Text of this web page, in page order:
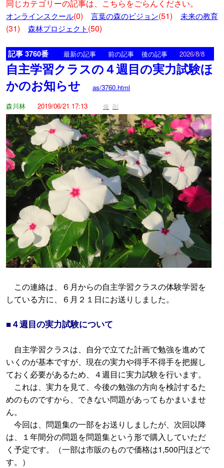
同じカテゴリーの記事は、こちらをごらんください。
オンラインスクール(0) 言葉の森のビジョン(51) 未来の教育
(31) 森林プロジェクト(50)
記事 3760番 最新の記事 前の記事 後の記事 2026/8/8
自主学習クラスの４週目の実力試験ほ
かのお知らせ
as/3760.html
森川林
2019/06/21 17:13 修 削
この連絡は、６月からの自主学習クラスの体験学習を
している方に、６月２１日にお送りしました。
■４週目の実力試験について
自主学習クラスは、自分で立てた計画で勉強を進めて
いくのが基本ですが、現在の実力や得手不得手を把握し
ておく必要があるため、４週目に実力試験を行います。
これは、実力を見て、今後の勉強の方向を検討するた
めのものですから、できない問題があってもかまいませ
ん。
今回は、問題集の一部をお送りしましたが、次回以降
は、１年間分の問題を問題集という形で購入していただ
く予定です。（一部は市販のもので価格は1,500円ほどで
す。）